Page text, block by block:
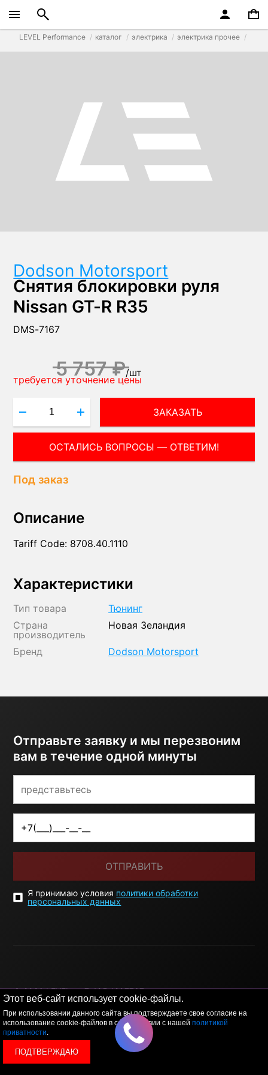
Этот веб-сайт использует cookie-файлы.
При использовании данного сайта вы подтверждаете свое согласие на
использование cookie-файлов в соответствии с нашей политикой
приватности.
ПОДТВЕРЖДАЮ
LEVEL Performance каталог электрика электрика прочее
Dodson Motorsport
Снятия блокировки руля
Nissan GT-R R35
DMS-7167
5 757 ₽/шт
требуется уточнение цены
ЗАКАЗАТЬ
ОСТАЛИСЬ ВОПРОСЫ — ОТВЕТИМ!
Под заказ
Описание
Tariff Code: 8708.40.1110
Характеристики
Тип товара
Тюнинг
Страна
производитель
Новая Зеландия
Бренд Dodson Motorsport
Отправьте заявку и мы перезвоним
вам в течение одной минуты
ОТПРАВИТЬ
Я принимаю условия политики обработки
персональных данных
© 2026 LEVEL+7 495 1207767
Данный сайт носит исключительно информационный
характер, и ни при каких условиях, информационные
материалы и цены, размещенные на сайте, не являются
публичной офертой, определяемой положениями Статьи
437 Гражданского кодекса РФ.